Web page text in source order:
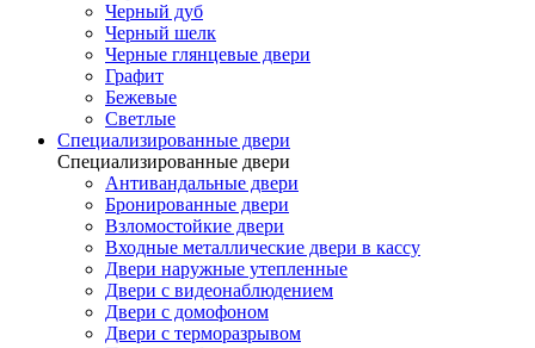
Черный дуб
Черный шелк
Черные глянцевые двери
Графит
Бежевые
Светлые
Специализированные двери
Специализированные двери
Антивандальные двери
Бронированные двери
Взломостойкие двери
Входные металлические двери в кассу
Двери наружные утепленные
Двери с видеонаблюдением
Двери с домофоном
Двери с терморазрывом